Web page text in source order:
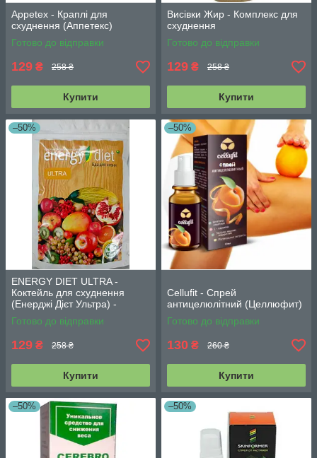
Appetex - Краплі для
схуднення (Аппетекс)
Готово до відправки
129 ₴ 258 ₴
Купити
Висівки Жир - Комплекс для
схуднення
Готово до відправки
129 ₴ 258 ₴
Купити
–50%
ENERGY DIET ULTRA -
Коктейль для схуднення
(Енерджі Дієт Ультра) -
СЕРТИФІКАТ
Готово до відправки
129 ₴ 258 ₴
Купити
–50%
Cellufit - Спрей
антицелюлітний (Целлюфит)
Готово до відправки
130 ₴ 260 ₴
Купити
–50% –50%